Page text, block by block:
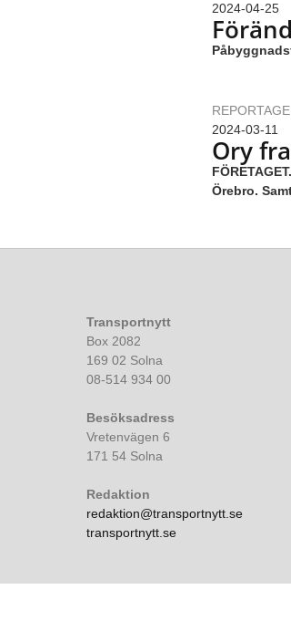
2024-04-25
REPORTAGE
2024-03-11
Ory
Örebro.
Transportnytt
Box 2082
169 02 Solna
08-514 934 00
Besöksadress
Vretenvägen 6
171 54 Solna
Redaktion
redaktion@transportnytt.se
transportnytt.se